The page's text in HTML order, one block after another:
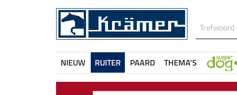
NIEUW RUITER PAARD THEMA'S